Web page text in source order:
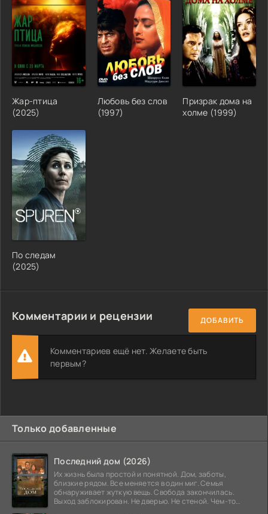
Жар-птица
(2025)
Любовь без слов
(1997)
Призрак дома на
холме (1999)
По следам
(2025)
Комментарии и рецензии ДОБАВИТЬ
Комментариев ещё нет. Желаете быть
первым?
Только добавленные
Последний дом (2026)
Их жизнь была простой и понятной. Дом, заботы,
близкие рядом. Все меняется в один миг. Семья
обнаруживает жуткую вещь. Свобода закончилась.
Выход заблокирован. Не дверью. Не стеной. Чем-то